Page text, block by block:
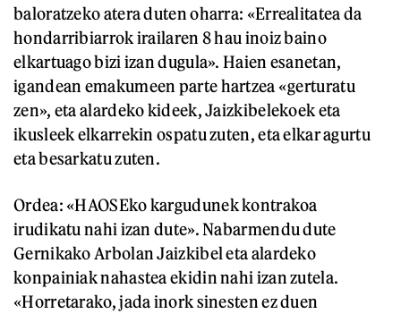
baloratzeko atera duten oharra: «Errealitatea da
hondarribiarrok irailaren 8 hau inoiz baino
elkartuago bizi izan dugula». Haien esanetan,
igandean emakumeen parte hartzea «gerturatu
zen», eta alardeko kideek, Jaizkibelekoek eta
ikusleek elkarrekin ospatu zuten, eta elkar agurtu
eta besarkatu zuten.
Ordea: «HAOSEko kargudunek kontrakoa
irudikatu nahi izan dute». Nabarmendu dute
Gernikako Arbolan Jaizkibel eta alardeko
konpainiak nahastea ekidin nahi izan zutela.
«Horretarako, jada inork sinesten ez duen